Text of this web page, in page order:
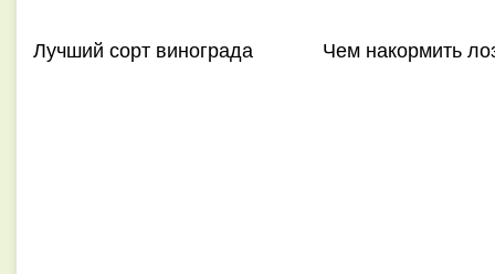
Лучший сорт винограда Чем накормить